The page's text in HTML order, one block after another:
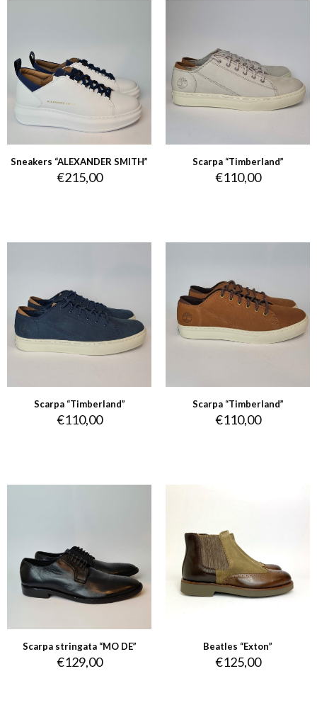
Sneakers “ALEXANDER SMITH”
€215,00
Scarpa “Timberland”
€110,00
Scarpa “Timberland”
€110,00
Scarpa “Timberland”
€110,00
Scarpa stringata “MO DE”
€129,00
Beatles “Exton”
€125,00